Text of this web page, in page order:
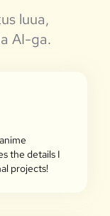
luua,
AI-ga.
the details I
projects!